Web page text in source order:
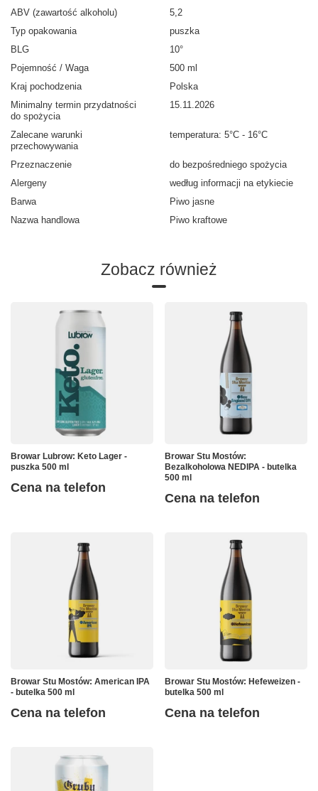
ABV (zawartość alkoholu)
5,2
Typ opakowania
puszka
BLG
10°
Pojemność / Waga
500 ml
Kraj pochodzenia
Polska
Minimalny termin przydatności
do spożycia
15.11.2026
Zalecane warunki
przechowywania
temperatura: 5°C - 16°C
Przeznaczenie
do bezpośredniego spożycia
Alergeny
według informacji na etykiecie
Barwa
Piwo jasne
Nazwa handlowa
Piwo kraftowe
Zobacz również
Browar Lubrow: Keto Lager -
puszka 500 ml
Cena na telefon
Browar Stu Mostów:
Bezalkoholowa NEDIPA - butelka
500 ml
Cena na telefon
Browar Stu Mostów: American IPA
- butelka 500 ml
Cena na telefon
Browar Stu Mostów: Hefeweizen -
butelka 500 ml
Cena na telefon